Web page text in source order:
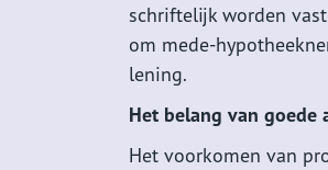
schriftelijk worden
om mede-
lening.
Het belang van goede
Het voorkomen van